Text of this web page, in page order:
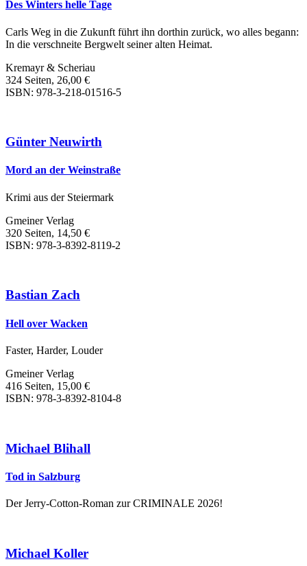
Des Winters helle Tage
Carls Weg in die Zukunft führt ihn dorthin zurück, wo alles begann:
In die verschneite Bergwelt seiner alten Heimat.
Kremayr & Scheriau
324 Seiten, 26,00 €
ISBN: 978-3-218-01516-5
Günter Neuwirth
Mord an der Weinstraße
Krimi aus der Steiermark
Gmeiner Verlag
320 Seiten, 14,50 €
ISBN: 978-3-8392-8119-2
Bastian Zach
Hell over Wacken
Faster, Harder, Louder
Gmeiner Verlag
416 Seiten, 15,00 €
ISBN: 978-3-8392-8104-8
Michael Blihall
Tod in Salzburg
Der Jerry-Cotton-Roman zur CRIMINALE 2026!
Michael Koller